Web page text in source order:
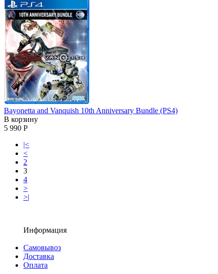
Bayonetta and Vanquish 10th Anniversary Bundle (PS4)
В корзину
5 990 Р
|<
<
2
3
4
>
>|
Информация
Самовывоз
Доставка
Оплата